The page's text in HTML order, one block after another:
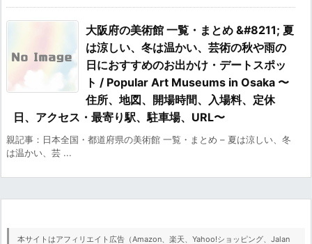
大阪府の美術館 一覧・まとめ &#8211; 夏
は涼しい、冬は温かい、芸術の秋や雨の
日におすすめのお出かけ・デートスポッ
ト / Popular Art Museums in Osaka 〜
住所、地図、開場時間、入場料、定休
日、アクセス・最寄り駅、駐車場、URL〜
親記事：日本全国・都道府県の美術館 一覧・まとめ – 夏は涼しい、冬
は温かい、芸 ...
本サイトはアフィリエイト広告（Amazon、楽天、Yahoo!ショッピング、Jalan